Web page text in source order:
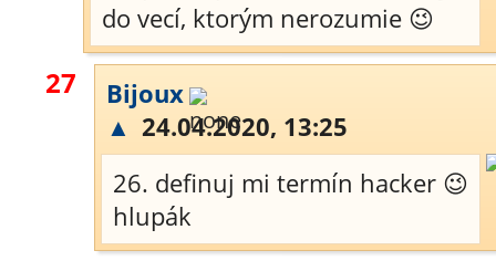
do vecí, ktorým nerozumie 😉
27
Bijoux
▲ 24.04.2020, 13:25
26. definuj mi termín hacker 😉
hlupák